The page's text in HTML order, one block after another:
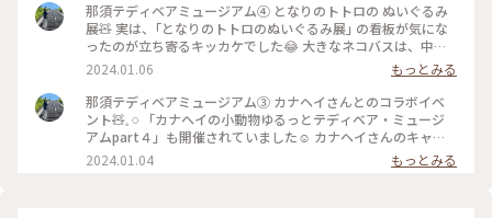
那須テディベアミュージアム④ となりのトトロの ぬいぐるみ
展🧸 実は、｢となりのトトロのぬいぐるみ展｣ の看板が気にな
ったのが立ち寄るキッカケでした😂 大きなネコバスは、中に
乗って 大きなトトロは、隣に寄り添って写真を撮る事が でき
ます☺️ 天井にも大きなトトロと、プロジェクターで映し出さ
れる トトロが👀✨️ 鉄塔の電線を渡るネコバスも再現されてい
て面白かったです🥰 #冬の旅 #私のことりっぷ旅
2024.01.06
もっとみる
那須テディベアミュージアム③ カナヘイさんとのコラボイベ
ント🧸𓈒 𓏸 「カナヘイの小動物ゆるっとテディベア・ミュージ
アムpart４」も開催されていました☺️ カナヘイさんのキャラ
クターの、ぬいぐるみ✨️ 特に歌舞伎姿の子たちが、気に入りま
した🙌 でも、どれもホントに可愛らしいです🥰 #私のことりっ
2024.01.04 もっとみる